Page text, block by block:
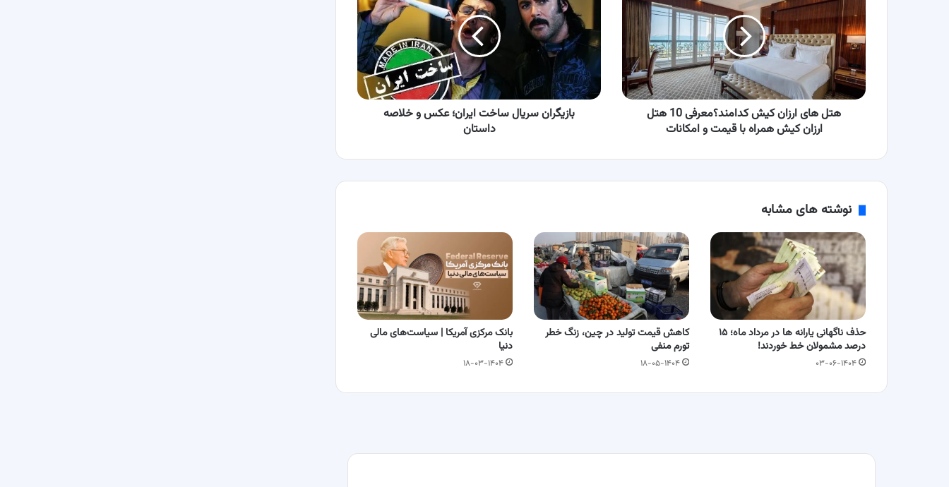
ارزان
کیش
کدامند؟
معرفی
10
هتل
ارزان
قیمت
هتل های ارزان کیش کدامند؟معرفی 10 هتل
ارزان کیش همراه با قیمت و امکانات
ایران؛
عکس
و
خلاصه
داستان
بازیگران سریال ساخت ایران؛ عکس و خلاصه
داستان
نوشته های مشابه
حذف ناگهانی یارانه ها در مرداد ماه؛ ۱۵
درصد مشمولان خط خوردند!
۰۳-۰۶-۱۴۰۴
کاهش قیمت تولید در چین، زنگ خطر
تورم منفی
۱۸-۰۵-۱۴۰۴
بانک مرکزی آمریکا | سیاست‌های مالی
دنیا
۱۸-۰۳-۱۴۰۴